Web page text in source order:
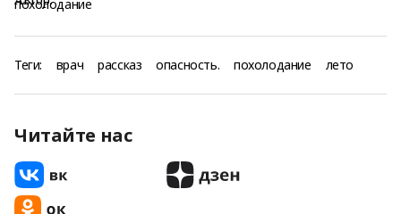
Теги: врач рассказ опасность. похолодание лето
Читайте нас